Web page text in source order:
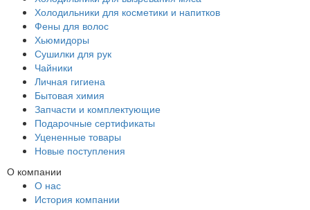
Холодильники для косметики и напитков
Фены для волос
Хьюмидоры
Сушилки для рук
Чайники
Личная гигиена
Бытовая химия
Запчасти и комплектующие
Подарочные сертификаты
Уцененные товары
Новые поступления
О компании
О нас
История компании